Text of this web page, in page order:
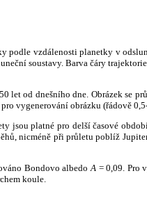
vzdálenosti planetky v
soustavy. Barva čáry
od dnešního dne. Obrázek se
vygenerování obrázku (řádově
jsou platné pro delší časové
nicméně při průletu poblíž
Bondovo albedo A = 0,09. Pro
koule.